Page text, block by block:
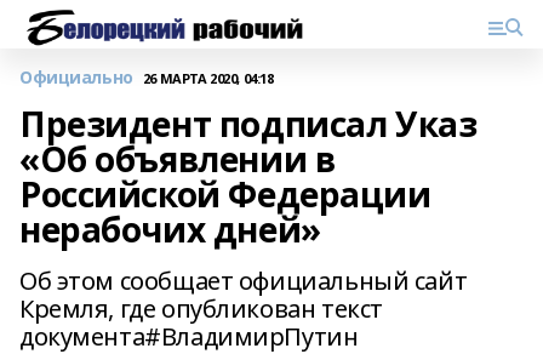
Официально 26 МАРТА 2020, 04:18
Президент подписал Указ
«Об объявлении в
Российской Федерации
нерабочих дней»
Об этом сообщает официальный сайт
Кремля, где опубликован текст
документа#ВладимирПутин